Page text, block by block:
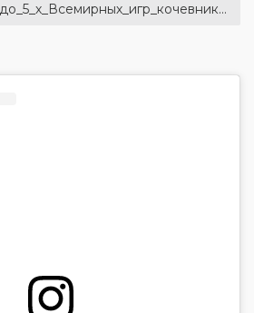
Осталось_50_дней_до_5_х_Всемирных_игр_кочевников.doc